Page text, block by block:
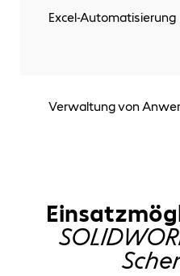
Excel-Automatisierung
Verwaltung von